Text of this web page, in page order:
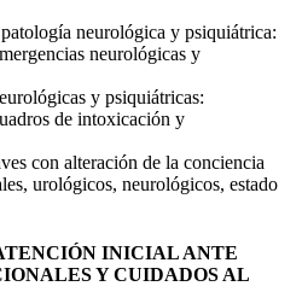
neurológica y psiquiátrica:
neurológicas y
y psiquiátricas:
de intoxicación y
con alteración de la conciencia
urológicos, neurológicos, estado
INICIAL ANTE
Y CUIDADOS AL